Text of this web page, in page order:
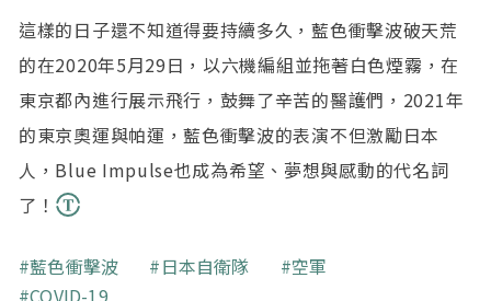
這樣的日子還不知道得要持續多久，藍色衝擊波破天荒
的在2020年5月29日，以六機編組並拖著白色煙霧，在
東京都內進行展示飛行，鼓舞了辛苦的醫護們，2021年
的東京奧運與帕運，藍色衝擊波的表演不但激勵日本
人，Blue Impulse也成為希望、夢想與感動的代名詞
了！
關鍵字
藍色衝擊波 日本自衛隊
空軍
COVID-19